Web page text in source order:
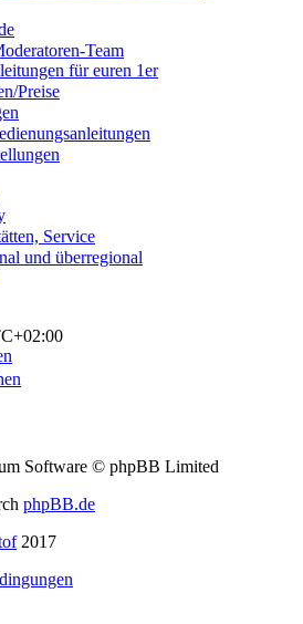
Team
für euren 1er
Preise
Service
und überregional
Software © phpBB Limited
phpBB.de
2017